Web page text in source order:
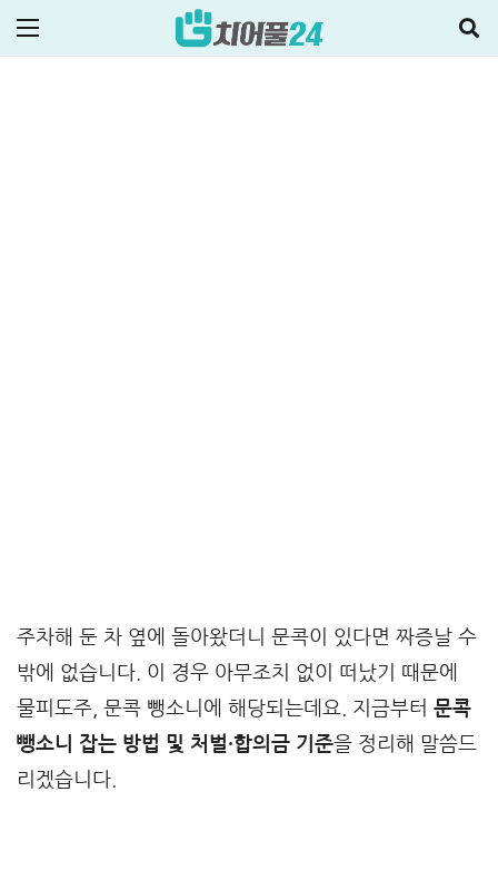
2025-12-10 비상금대출·금융정보
주차해 둔 차 옆에 돌아왔더니 문콕이 있다면 짜증날 수
밖에 없습니다. 이 경우 아무조치 없이 떠났기 때문에
물피도주, 문콕 뺑소니에 해당되는데요. 지금부터 문콕
뺑소니 잡는 방법 및 처벌·합의금 기준을 정리해 말씀드
리겠습니다.